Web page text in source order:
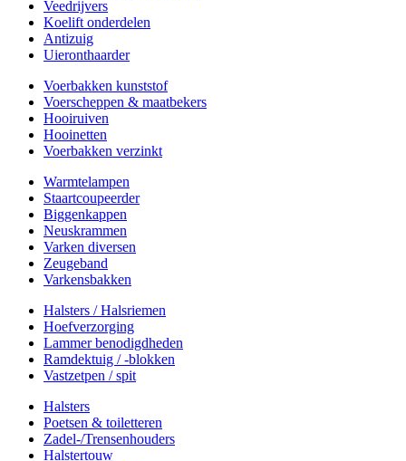
Veedrijvers
Koelift onderdelen
Antizuig
Uieronthaarder
Voerbakken kunststof
Voerscheppen & maatbekers
Hooiruiven
Hooinetten
Voerbakken verzinkt
Warmtelampen
Staartcoupeerder
Biggenkappen
Neuskrammen
Varken diversen
Zeugeband
Varkensbakken
Halsters / Halsriemen
Hoefverzorging
Lammer benodigdheden
Ramdektuig / -blokken
Vastzetpen / spit
Halsters
Poetsen & toiletteren
Zadel-/Trensenhouders
Halstertouw